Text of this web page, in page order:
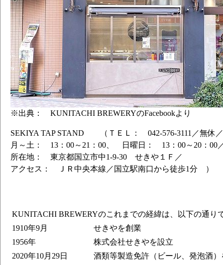
※出典： KUNITACHI BREWERYのFacebookより
SEKIYA TAP STAND （ＴＥＬ： 042-576-3111／無休／
月～土： 13：00～21：00、 日曜日： 13：00～20：00
所在地： 東京都国立市中1-9-30 せきや１Ｆ／
アクセス： ＪＲ中央本線／国立駅南口から徒歩1分 ）
KUNITACHI BREWERYのこれまでの経緯は、以下の通り
1910年9月
せきやを創業
1956年
株式会社せきやを設立
2020年10月29日
酒類等製造免許（ビール、発泡酒）